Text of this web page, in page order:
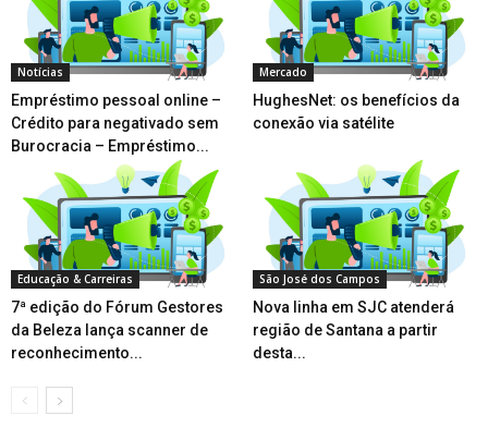
Notícias
Empréstimo pessoal online –
Crédito para negativado sem
Burocracia – Empréstimo...
Mercado
HughesNet: os benefícios da
conexão via satélite
Educação & Carreiras
7ª edição do Fórum Gestores
da Beleza lança scanner de
reconhecimento...
São José dos Campos
Nova linha em SJC atenderá
região de Santana a partir
desta...